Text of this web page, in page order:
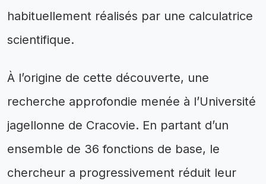
habituellement réalisés par une calculatrice
scientifique.
À l’origine de cette découverte, une
recherche approfondie menée à l’Université
jagellonne de Cracovie. En partant d’un
ensemble de 36 fonctions de base, le
chercheur a progressivement réduit leur